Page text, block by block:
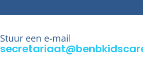
Stuur een e-mail